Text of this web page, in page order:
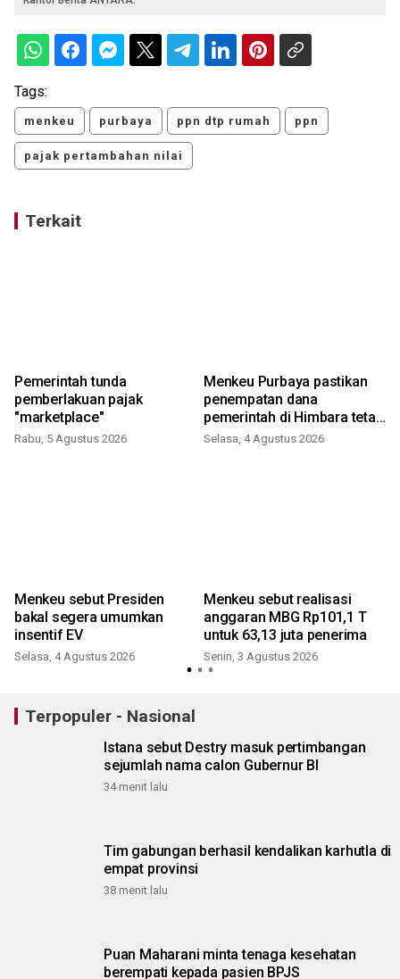
Tags:
menkeu purbaya ppn dtp rumah ppn
pajak pertambahan nilai
Terkait
Pemerintah tunda
pemberlakuan pajak
"marketplace"
Rabu, 5 Agustus 2026
Menkeu Purbaya pastikan
penempatan dana
pemerintah di Himbara tetap
berjalan
Selasa, 4 Agustus 2026
Menkeu sebut Presiden
bakal segera umumkan
insentif EV
Selasa, 4 Agustus 2026
Menkeu sebut realisasi
anggaran MBG Rp101,1 T
untuk 63,13 juta penerima
Senin, 3 Agustus 2026
Terpopuler - Nasional
Istana sebut Destry masuk pertimbangan
sejumlah nama calon Gubernur BI
34 menit lalu
Tim gabungan berhasil kendalikan karhutla di
empat provinsi
38 menit lalu
Puan Maharani minta tenaga kesehatan
berempati kepada pasien BPJS